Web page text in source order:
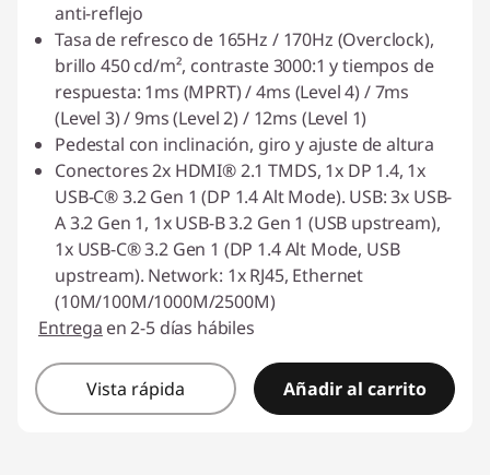
anti-reflejo
Tasa de refresco de 165Hz / 170Hz (Overclock),
brillo 450 cd/m², contraste 3000:1 y tiempos de
respuesta: 1ms (MPRT) / 4ms (Level 4) / 7ms
(Level 3) / 9ms (Level 2) / 12ms (Level 1)
Pedestal con inclinación, giro y ajuste de altura
Conectores 2x HDMI® 2.1 TMDS, 1x DP 1.4, 1x
USB-C® 3.2 Gen 1 (DP 1.4 Alt Mode). USB: 3x USB-
A 3.2 Gen 1, 1x USB-B 3.2 Gen 1 (USB upstream),
1x USB-C® 3.2 Gen 1 (DP 1.4 Alt Mode, USB
upstream). Network: 1x RJ45, Ethernet
(10M/100M/1000M/2500M)
Entrega en 2-5 días hábiles
Vista rápida Añadir al carrito